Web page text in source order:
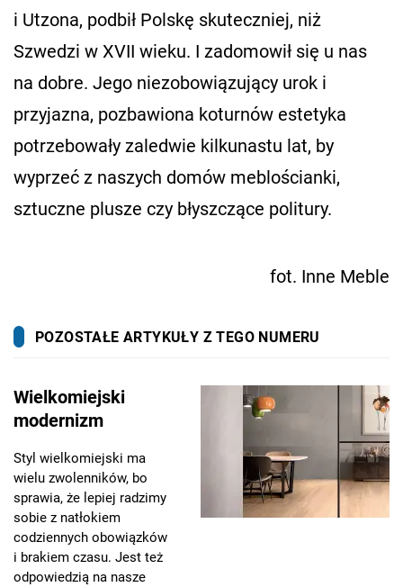
i Utzona, podbił Polskę skuteczniej, niż
Szwedzi w XVII wieku. I zadomowił się u nas
na dobre. Jego niezobowiązujący urok i
przyjazna, pozbawiona koturnów estetyka
potrzebowały zaledwie kilkunastu lat, by
wyprzeć z naszych domów meblościanki,
sztuczne plusze czy błyszczące politury.
fot. Inne Meble
POZOSTAŁE ARTYKUŁY Z TEGO NUMERU
Wielkomiejski
modernizm
Styl wielkomiejski ma
wielu zwolenników, bo
sprawia, że lepiej radzimy
sobie z natłokiem
codziennych obowiązków
i brakiem czasu. Jest też
odpowiedzią na nasze